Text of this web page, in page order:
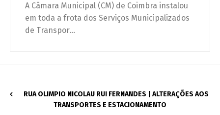
A Câmara Municipal (CM) de Coimbra instalou
em toda a frota dos Serviços Municipalizados
de Transpor...
RUA OLIMPIO NICOLAU RUI FERNANDES | ALTERAÇÕES AOS
TRANSPORTES E ESTACIONAMENTO